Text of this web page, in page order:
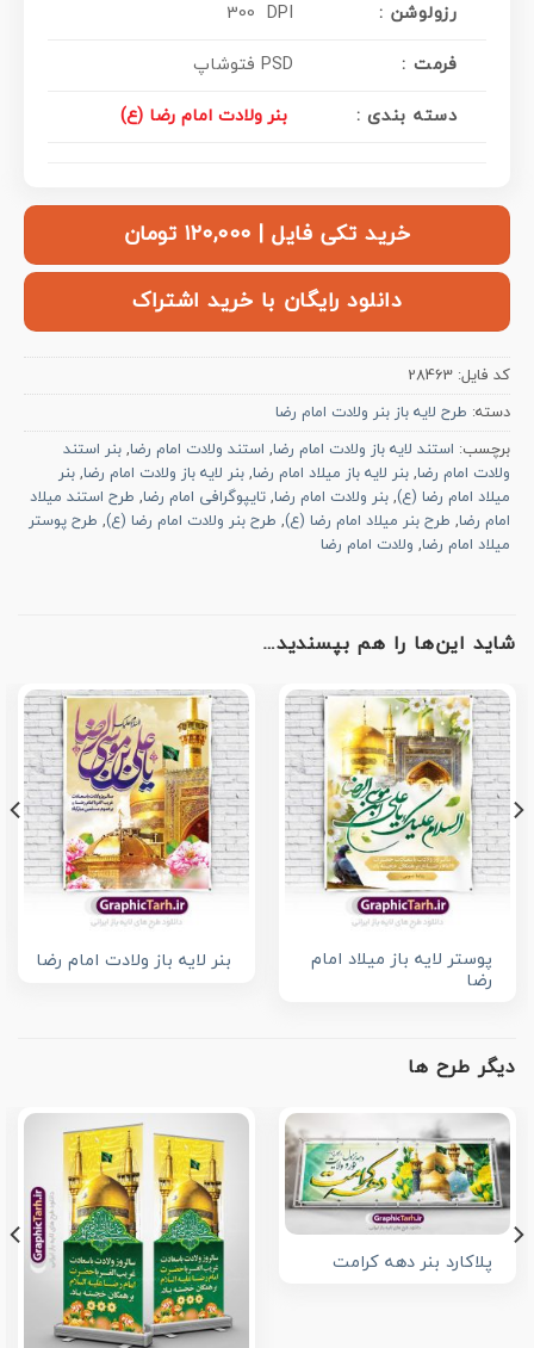
رزولوشن : 300 DPI
فرمت : PSD فتوشاپ
دسته بندی : بنر ولادت امام رضا (ع)
خرید تکی فایل | ۱۲۰,۰۰۰ تومان
دانلود رایگان با خرید اشتراک
کد فایل: 28463
دسته: طرح لایه باز بنر ولادت امام رضا
برچسب: استند لایه باز ولادت امام رضا, استند ولادت امام رضا, بنر استند
ولادت امام رضا, بنر لایه باز میلاد امام رضا, بنر لایه باز ولادت امام رضا, بنر
میلاد امام رضا (ع), بنر ولادت امام رضا, تایپوگرافی امام رضا, طرح استند میلاد
امام رضا, طرح بنر میلاد امام رضا (ع), طرح بنر ولادت امام رضا (ع), طرح پوستر
میلاد امام رضا, ولادت امام رضا
شاید این‌ها را هم بپسندید…
پوستر لایه باز میلاد امام
رضا
بنر لایه باز ولادت امام رضا
دیگر طرح ها
پلاکارد بنر دهه کرامت